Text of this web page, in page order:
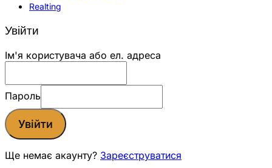
Realting
Увійти
Ім'я користувача або ел. адреса
Пароль
Увійти
Ще немає акаунту? Зареєструватися